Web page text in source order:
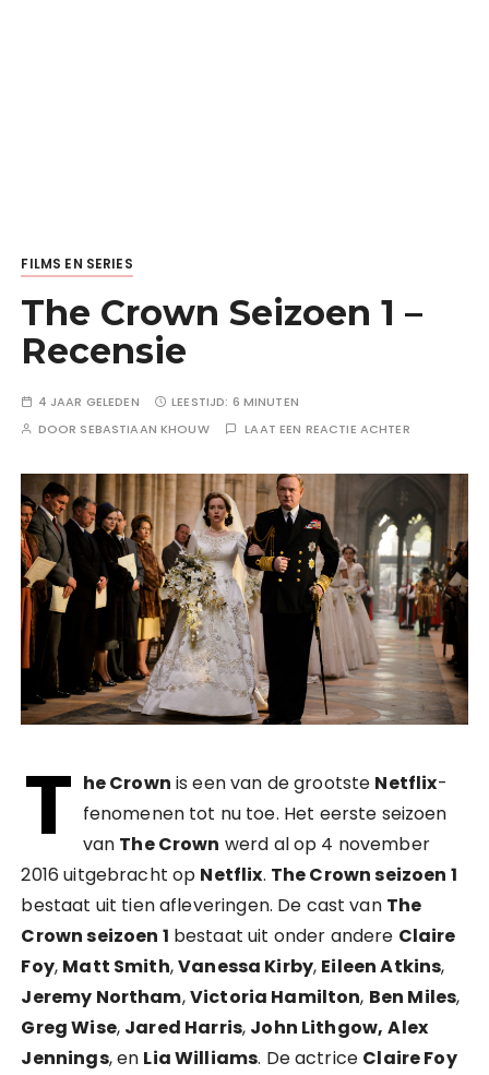
FILMS EN SERIES
The Crown Seizoen 1 –
Recensie
4 JAAR GELEDEN LEESTIJD: 6 MINUTEN
DOOR SEBASTIAAN KHOUW LAAT EEN REACTIE ACHTER
T he Crown is een van de grootste Netflix-
fenomenen tot nu toe. Het eerste seizoen
van The Crown werd al op 4 november
2016 uitgebracht op Netflix. The Crown seizoen 1
bestaat uit tien afleveringen. De cast van The
Crown seizoen 1 bestaat uit onder andere Claire
Foy, Matt Smith,Vanessa Kirby, Eileen Atkins,
Jeremy Northam,Victoria Hamilton, Ben Miles,
Greg Wise, Jared Harris, John Lithgow, Alex
Jennings, en Lia Williams. De actrice Claire Foy